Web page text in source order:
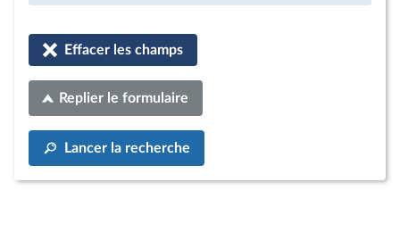
Effacer les champs
Replier le formulaire
Lancer la recherche